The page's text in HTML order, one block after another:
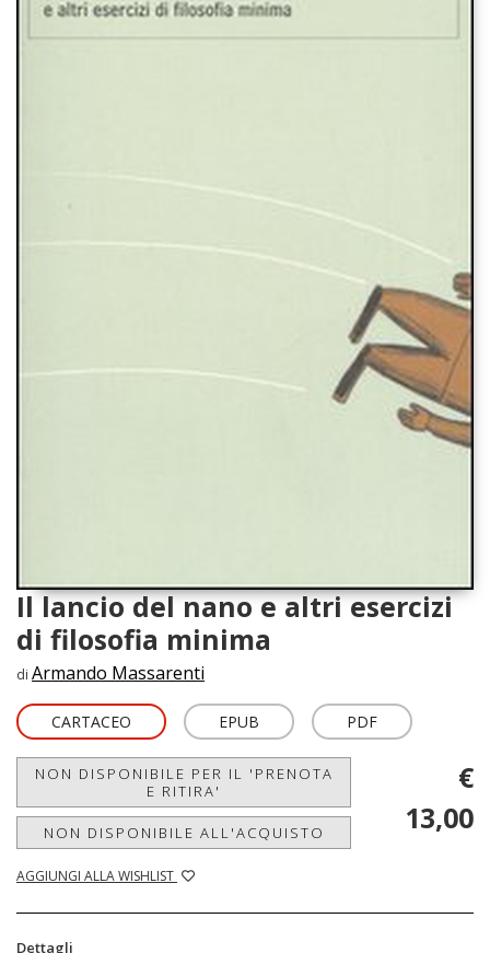
Il lancio del nano e altri esercizi
di filosofia minima
di Armando Massarenti
CARTACEO EPUB PDF
NON DISPONIBILE PER IL 'PRENOTA
E RITIRA'
NON DISPONIBILE ALL'ACQUISTO
AGGIUNGI ALLA WISHLIST
€
13,00
Dettagli